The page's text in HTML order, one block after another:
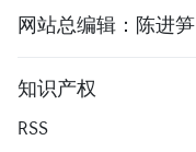
网站总编辑：陈进笋
知识产权
RSS